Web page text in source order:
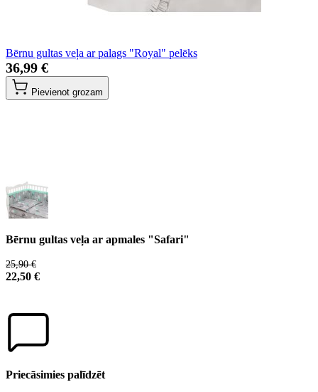
Bērnu gultas veļa ar palags "Royal" pelēks
36,99 €
Pievienot grozam
Bērnu gultas veļa ar apmales "Safari"
25,90 €
22,50 €
Priecāsimies palīdzēt